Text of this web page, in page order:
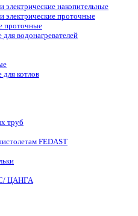
электрические накопительные
электрические проточные
проточные
водонагревателей
котлов
труб
FEDAST
ЦАНГА